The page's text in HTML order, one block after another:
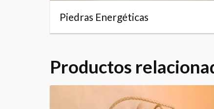
Piedras Energéticas
Productos